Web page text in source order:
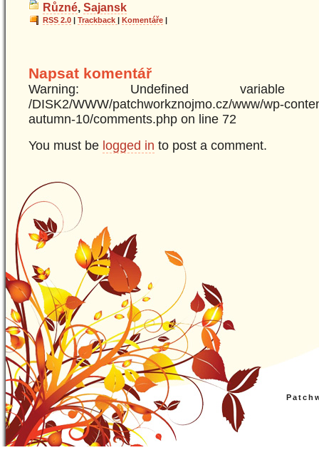
Různé, Sajansk
RSS 2.0 Trackback Komentáře
Napsat komentář
Warning: Undefined
/DISK2/WWW/patchworkznojmo.cz/www/wp-
autumn-10/comments.php on line 72
You must be logged in to post a comment.